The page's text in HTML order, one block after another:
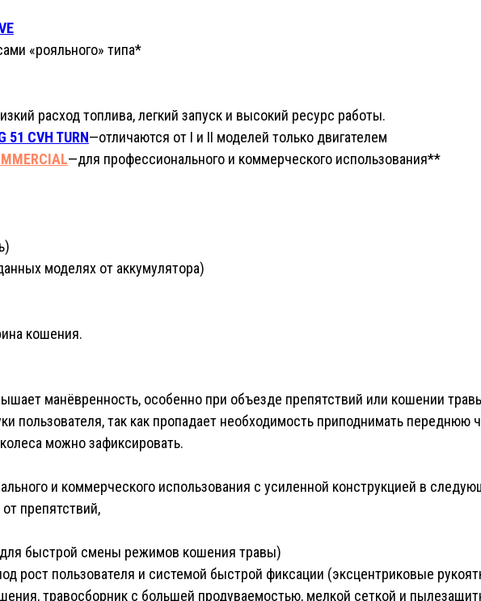
«рояльного» типа*
расход топлива, легкий запуск и высокий ресурс работы.
51 CVH TURN—отличаются от I и II моделей только двигателем
—для профессионального и коммерческого использования**
моделях от аккумулятора)
кошения.
манёвренность, особенно при объезде препятствий или кошении
пользователя, так как пропадает необходимость приподнимать переднюю
можно зафиксировать.
и коммерческого использования с усиленной конструкцией в
препятствий,
быстрой смены режимов кошения травы)
рост пользователя и системой быстрой фиксации (эксцентриковые
травосборник с большей продуваемостью, мелкой сеткой и